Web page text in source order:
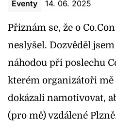
Eventy 14. 06. 2025
Přiznám se, že o
neslyšel. Dozvěděl
náhodou při poslechu
kterém organizátoři mě
dokázali namotivovat,
(pro mě) vzdálené